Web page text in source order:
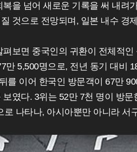
을 넘어 새로운 기록을 써 내려
것으로 전망되며, 일본 내수 경
보면 중국인의 귀환이 전체적
만 5,500명으로, 전년 동기 대비
를 이어 한국인 방문객이 67만
였다. 3위는 52만 7천 명이 방
로 나타나, 아시아뿐만 아니라